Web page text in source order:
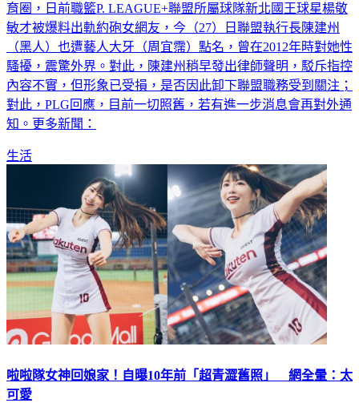
育圈，日前職籃P. LEAGUE+聯盟所屬球隊新北國王球星楊敬
敏才被爆料出軌約砲女網友，今（27）日聯盟執行長陳建州
（黑人）也遭藝人大牙（周宜霈）點名，曾在2012年時對她性
騷擾，震驚外界。對此，陳建州稍早發出律師聲明，駁斥指控
內容不實，但形象已受損，是否因此卸下聯盟職務受到關注；
對此，PLG回應，目前一切照舊，若有進一步消息會再對外通
知。更多新聞：
生活
啦啦隊女神回娘家！自曝10年前「超青澀舊照」 網全暈：太
可愛